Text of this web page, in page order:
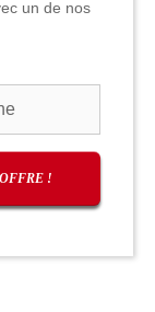
un de nos